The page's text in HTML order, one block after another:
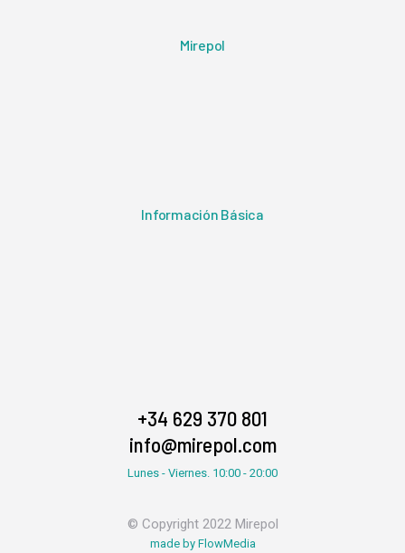
Mirepol
Información Básica
+34 629 370 801
info@mirepol.com
Lunes - Viernes. 10:00 - 20:00
© Copyright 2022 Mirepol
made by FlowMedia